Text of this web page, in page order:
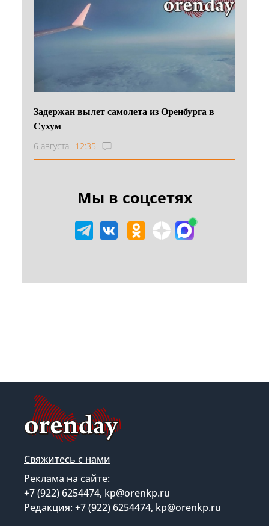
Задержан вылет самолета из Оренбурга в
Сухум
6 августа 12:35
Мы в соцсетях
Свяжитесь с нами
Реклама на сайте:
+7 (922) 6254474, kp@orenkp.ru
Редакция: +7 (922) 6254474, kp@orenkp.ru